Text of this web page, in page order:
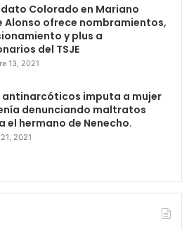
Colorado en Mariano
Alonso ofrece nombramientos,
y plus a
del TSJE
13, 2021
antinarcóticos imputa a mujer
denunciando maltratos
el hermano de Nenecho.
2021